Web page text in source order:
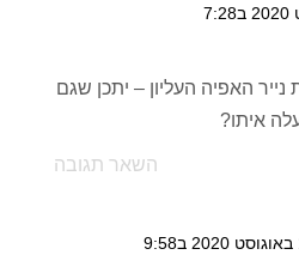
האפיה העליון – יתכן שגם
איתו?
השאר תגובה